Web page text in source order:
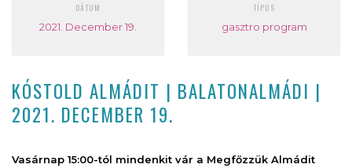
DÁTUM
2021. December 19.
TÍPUS
gasztro program
KÓSTOLD ALMÁDIT | BALATONALMÁDI |
2021. DECEMBER 19.
Vasárnap 15:00-tól mindenkit vár a Megfőzzük Almádit